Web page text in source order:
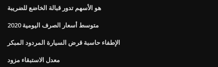
هو الأسهم تدور قبالة الخاضع للضريبة
متوسط ​​أسعار الصرف اليومية 2020
الإطفاء حاسبة قرض السيارة المردود المبكر
معدل الاستبقاء مزود